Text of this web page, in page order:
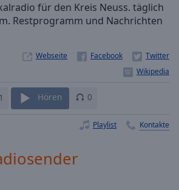
für den Kreis Neuss. täglich
Restprogramm und Nachrichten
Webseite
1 Hören 0
Playlist Kontakte